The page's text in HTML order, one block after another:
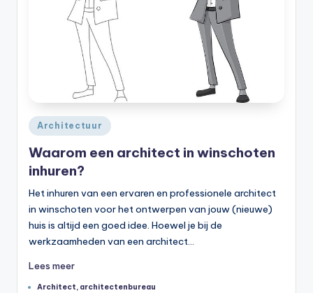
Geplaatst
in
Architectuur
Waarom een architect in winschoten
inhuren?
Het inhuren van een ervaren en professionele architect
in winschoten voor het ontwerpen van jouw (nieuwe)
huis is altijd een goed idee. Hoewel je bij de
werkzaamheden van een architect…
Lees meer
Tags:
Architect, architectenbureau